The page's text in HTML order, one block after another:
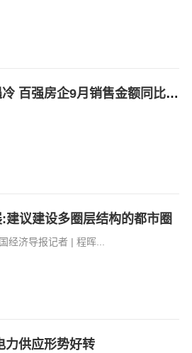
国庆假期楼市成交遇冷 百强房企9月销售金额同比降近四成
建议建设多圈层结构的都市圈
经济导报记者 | 程晖...
力供应形势好转